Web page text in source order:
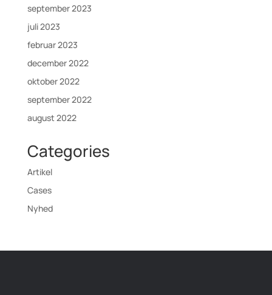
september 2023
juli 2023
februar 2023
december 2022
oktober 2022
september 2022
august 2022
Categories
Artikel
Cases
Nyhed